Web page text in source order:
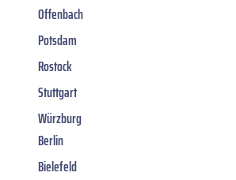
Offenbach
Potsdam
Rostock
Stuttgart
Würzburg
Berlin
Bielefeld